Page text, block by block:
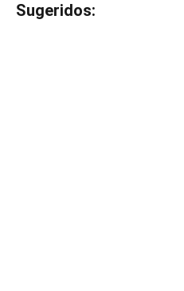
Sugeridos: